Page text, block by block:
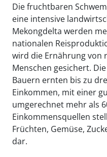
Die fruchtbaren
eine intensive
Mekongdelta werden
nationalen
wird die Ernährung von
Menschen gesichert.
Bauern ernten bis zu
Einkommen, mit einer
umgerechnet mehr als
Einkommensquellen
Früchten, Gemüse,
dar.